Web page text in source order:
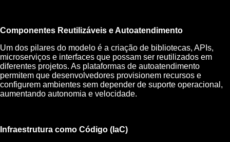
Componentes Reutilizáveis e Autoatendimento
Um dos pilares do modelo é a criação de bibliotecas, APIs,
microserviços e interfaces que possam ser reutilizados em
diferentes projetos. As plataformas de autoatendimento
permitem que desenvolvedores provisionem recursos e
configurem ambientes sem depender de suporte operacional,
aumentando autonomia e velocidade.
Infraestrutura como Código (IaC)